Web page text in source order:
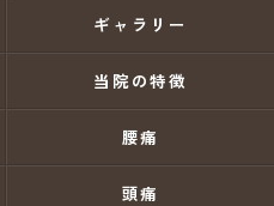
ギャラリー
当院の特徴
腰痛
頭痛